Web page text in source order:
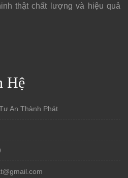
thật chất lượng và hiệu quả
Hệ
An Thành Phát